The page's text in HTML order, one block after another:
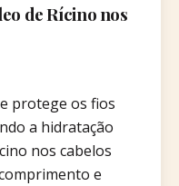
de Rícino nos
protege os fios
a hidratação
nos cabelos
e